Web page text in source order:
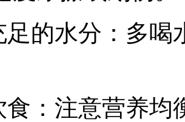
足的水分：多
食：注意营养